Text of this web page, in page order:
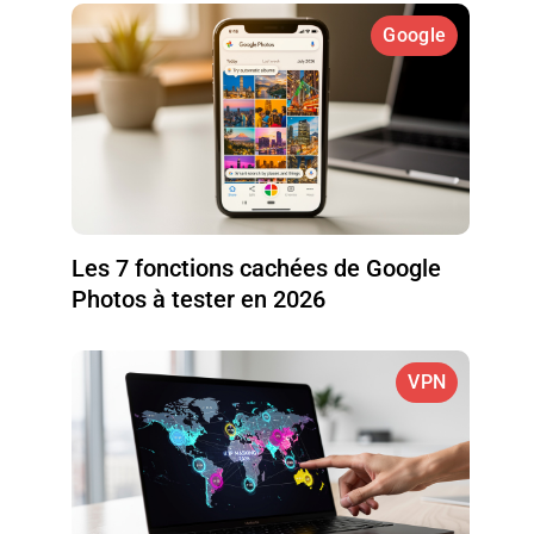
Google
Les 7 fonctions cachées de Google
Photos à tester en 2026
VPN